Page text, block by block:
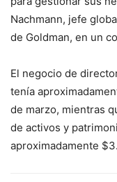
Nachmann, jefe
de Goldman, en un
El negocio de
tenía
de marzo, mientras
de activos y
aproximadamente